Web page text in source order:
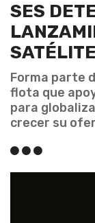
SES
Forma parte
flota que
para
crecer su